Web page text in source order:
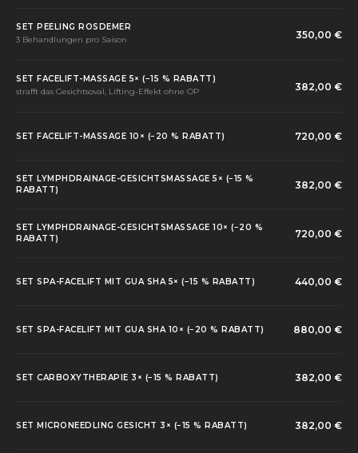
SET PEELING ROSDEMER
3 Behandlungen pro Saison
350,00 €
SET FACELIFT-MASSAGE 5× (−15 % RABATT)
strafft das Gesichtsoval, Lifting-Effekt ohne OP
382,00 €
SET FACELIFT-MASSAGE 10× (−20 % RABATT) 720,00 €
SET LYMPHDRAINAGE-GESICHTSMASSAGE 5× (−15 %
RABATT)
382,00 €
SET LYMPHDRAINAGE-GESICHTSMASSAGE 10× (−20 %
RABATT)
720,00 €
SET SPA-FACELIFT MIT GUA SHA 5× (−15 % RABATT) 440,00 €
SET SPA-FACELIFT MIT GUA SHA 10× (−20 % RABATT) 880,00 €
SET CARBOXYTHERAPIE 3× (−15 % RABATT) 382,00 €
SET MICRONEEDLING GESICHT 3× (−15 % RABATT) 382,00 €